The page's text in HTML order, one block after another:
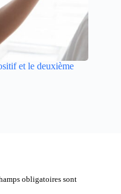
et le deuxième
obligatoires sont